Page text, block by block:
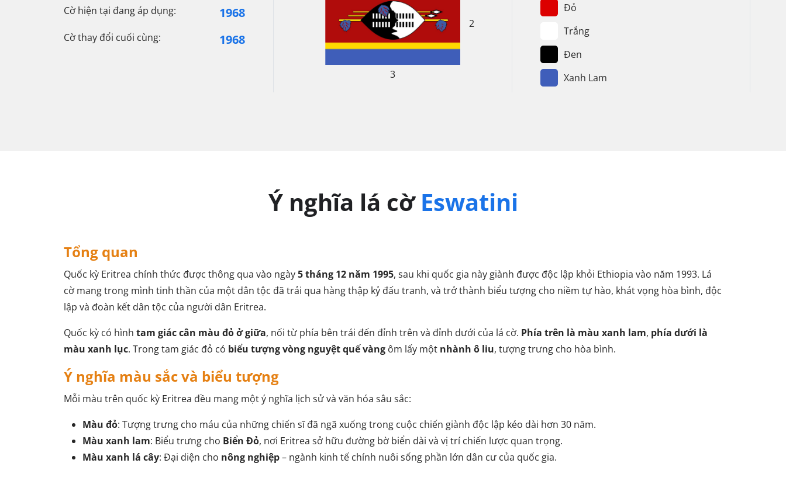
Cờ hiện tại đang áp dụng: 1968
Cờ thay đổi cuối cùng: 1968
3
2
Đỏ
Trắng
Đen
Xanh Lam
Ý nghĩa lá cờ Eswatini
Tổng quan
Quốc kỳ Eritrea chính thức được thông qua vào ngày5 tháng 12 năm 1995, sau khi quốc gia này giành được độc lập khỏi Ethiopia vào năm 1993. Lá
cờ mang trong mình tinh thần của một dân tộc đã trải qua hàng thập kỷ đấu tranh, và trở thành biểu tượng cho niềm tự hào, khát vọng hòa bình, độc
lập và đoàn kết dân tộc của người dân Eritrea.
Quốc kỳ có hình tam giác cân màu đỏ ở giữa, nối từ phía bên trái đến đỉnh trên và đỉnh dưới của lá cờ. Phía trên là màu xanh lam, phía dưới là
màu xanh lục. Trong tam giác đỏ có biểu tượng vòng nguyệt quế vàng ôm lấy một nhành ô liu, tượng trưng cho hòa bình.
Ý nghĩa màu sắc và biểu tượng
Mỗi màu trên quốc kỳ Eritrea đều mang một ý nghĩa lịch sử và văn hóa sâu sắc:
Màu đỏ: Tượng trưng cho máu của những chiến sĩ đã ngã xuống trong cuộc chiến giành độc lập kéo dài hơn 30 năm.
Màu xanh lam: Biểu trưng cho Biển Đỏ, nơi Eritrea sở hữu đường bờ biển dài và vị trí chiến lược quan trọng.
Màu xanh lá cây: Đại diện cho nông nghiệp– ngành kinh tế chính nuôi sống phần lớn dân cư của quốc gia.